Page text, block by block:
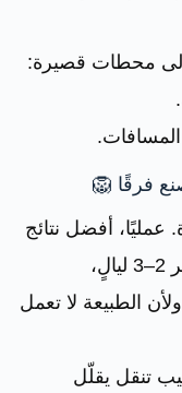
محطات قصيرة:
أفضل نتائج
الطبيعة لا تعمل
تنقل يقلّل